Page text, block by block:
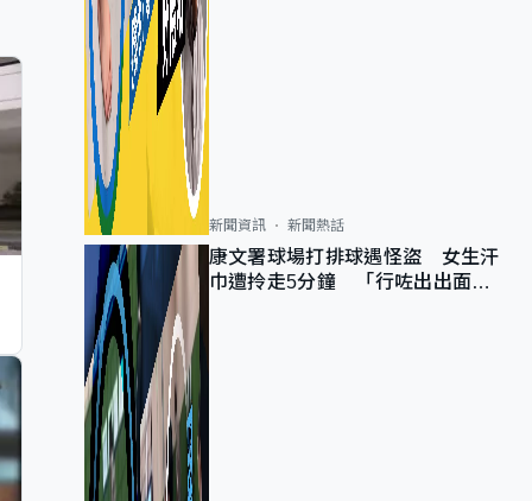
新聞資訊 新聞熱話
康文署球場打排球遇怪盜 女生汗
巾遭拎走5分鐘 「行咗出出面唔